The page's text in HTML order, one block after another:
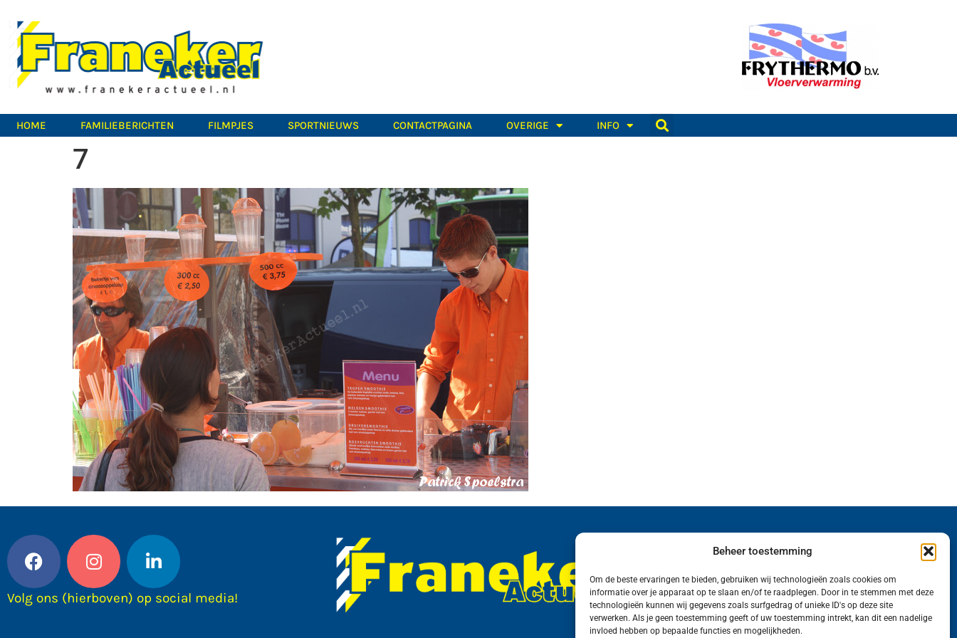
Beheer toestemming
Om de beste ervaringen te bieden, gebruiken wij technologieën zoals cookies om
informatie over je apparaat op te slaan en/of te raadplegen. Door in te stemmen met deze
technologieën kunnen wij gegevens zoals surfgedrag of unieke ID's op deze site
verwerken. Als je geen toestemming geeft of uw toestemming intrekt, kan dit een nadelige
invloed hebben op bepaalde functies en mogelijkheden.
HOME FAMILIEBERICHTEN FILMPJES SPORTNIEUWS CONTACTPAGINA OVERIGE INFO
7
Volg ons (hierboven) op social media!
Wij van FranekerActueel.nl verzorgen het nieuws
in de Gemeente Waadhoeke. Met als hoofdplaats
Franeker.